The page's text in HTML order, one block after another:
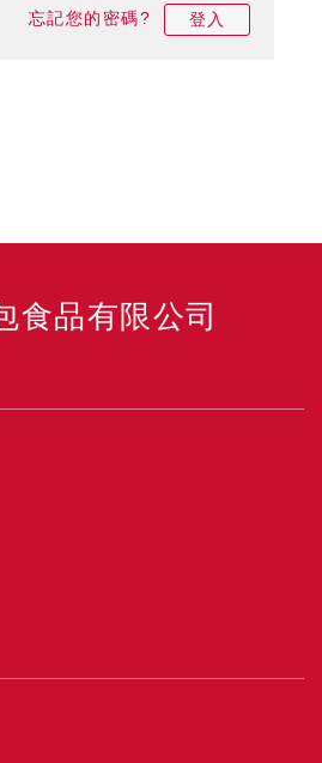
忘記您的密碼? 登入
食品有限公司